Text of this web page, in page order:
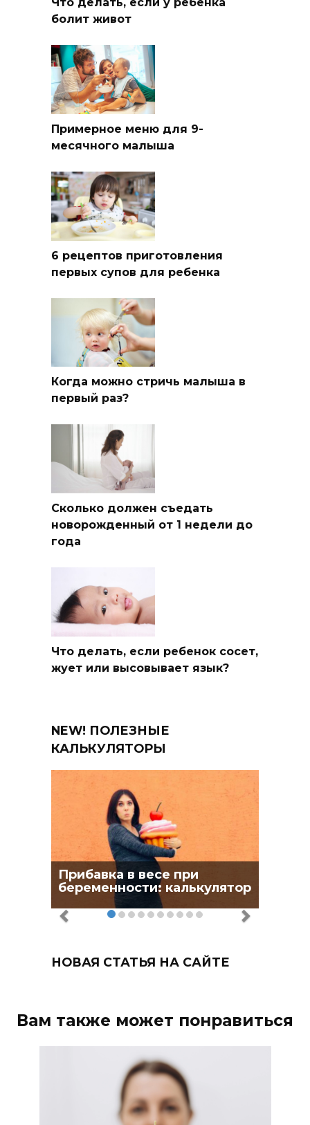
болит живот
Примерное меню для 9-
месячного малыша
6 рецептов приготовления
первых супов для ребенка
Когда можно стричь малыша в
первый раз?
Сколько должен съедать
новорожденный от 1 недели до
года
Что делать, если ребенок сосет,
жует или высовывает язык?
NEW! ПОЛЕЗНЫЕ
КАЛЬКУЛЯТОРЫ
Прибавка в весе при
беременности: калькулятор
НОВАЯ СТАТЬЯ НА САЙТЕ
Вам также может понравиться